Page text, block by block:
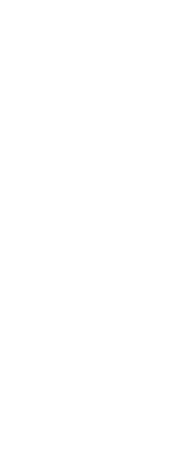
commerciales à
à tout moment en